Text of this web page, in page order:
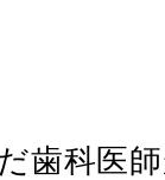
歯科医